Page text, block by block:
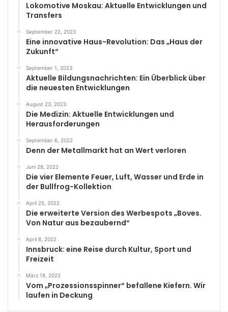
Lokomotive Moskau: Aktuelle Entwicklungen und
Transfers
September 22, 2023
Eine innovative Haus-Revolution: Das „Haus der
Zukunft“
September 1, 2023
Aktuelle Bildungsnachrichten: Ein Überblick über
die neuesten Entwicklungen
August 23, 2023
Die Medizin: Aktuelle Entwicklungen und
Herausforderungen
September 6, 2022
Denn der Metallmarkt hat an Wert verloren
Juni 28, 2022
Die vier Elemente Feuer, Luft, Wasser und Erde in
der Bullfrog-Kollektion
April 25, 2022
Die erweiterte Version des Werbespots „Boves.
Von Natur aus bezaubernd“
April 8, 2022
Innsbruck: eine Reise durch Kultur, Sport und
Freizeit
März 18, 2022
Vom „Prozessionsspinner“ befallene Kiefern. Wir
laufen in Deckung